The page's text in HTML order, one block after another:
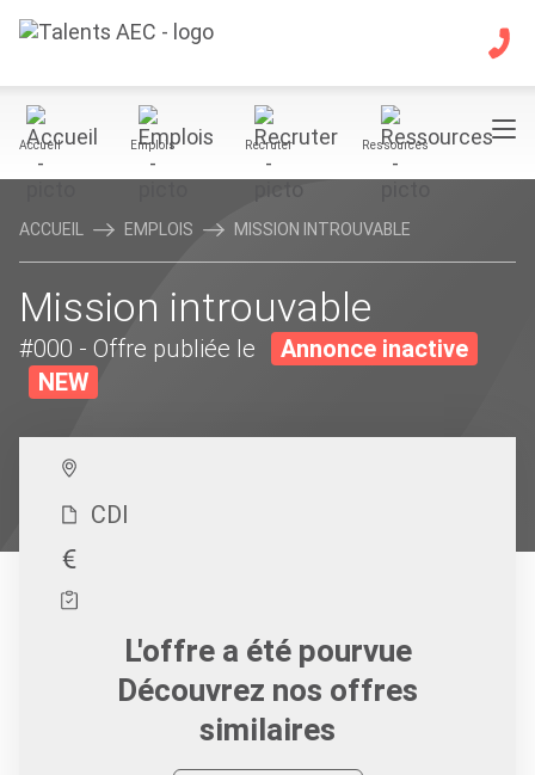
Accueil Emplois Recruter Ressources
ACCUEIL EMPLOIS MISSION INTROUVABLE
Mission introuvable
#000 - Offre publiée le
Annonce inactive
NEW
CDI
L'offre a été pourvue
Découvrez nos offres
similaires